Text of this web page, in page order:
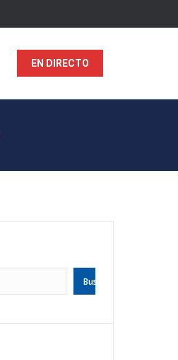
EN DIRECTO
Buscar